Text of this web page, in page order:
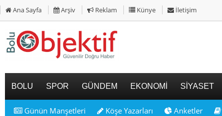
Ana Sayfa Arşiv Reklam Künye İletişim
BOLU SPOR GÜNDEM EKONOMİ SİYASET
Günün Manşetleri Köşe Yazarları Anketler